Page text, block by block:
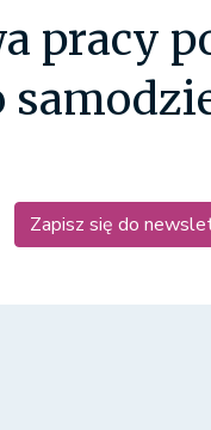
pracy
Zapisz się do